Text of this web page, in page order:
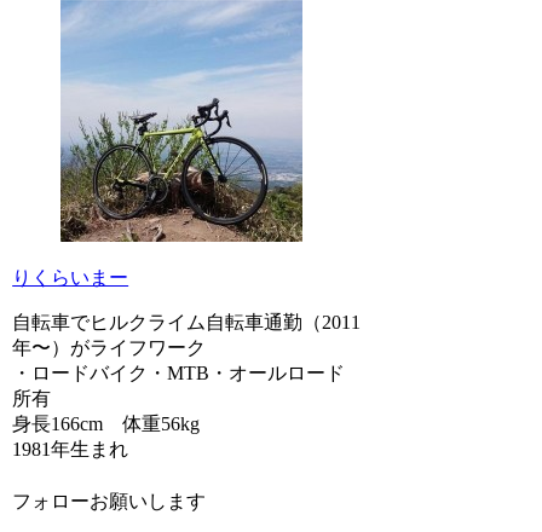
りくらいまー
自転車でヒルクライム自転車通勤（2011
年〜）がライフワーク
・ロードバイク・MTB・オールロード
所有
身長166cm 体重56kg
1981年生まれ
フォローお願いします